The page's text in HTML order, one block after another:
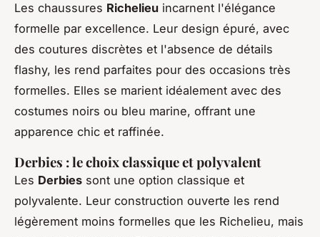
Les chaussures Richelieu incarnent l'élégance
formelle par excellence. Leur design épuré, avec
des coutures discrètes et l'absence de détails
flashy, les rend parfaites pour des occasions très
formelles. Elles se marient idéalement avec des
costumes noirs ou bleu marine, offrant une
apparence chic et raffinée.
Derbies : le choix classique et polyvalent
Les Derbies sont une option classique et
polyvalente. Leur construction ouverte les rend
légèrement moins formelles que les Richelieu, mais